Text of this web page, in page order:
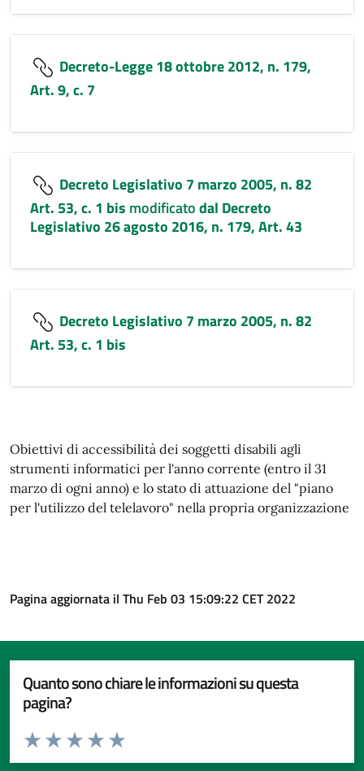
Decreto-Legge 18 ottobre 2012, n. 179,
Art. 9, c. 7
Decreto Legislativo 7 marzo 2005, n. 82
Art. 53, c. 1 bis modificatodal Decreto
Legislativo 26 agosto 2016, n. 179, Art. 43
Decreto Legislativo 7 marzo 2005, n. 82
Art. 53, c. 1 bis
Obiettivi di accessibilità dei soggetti disabili agli
strumenti informatici per l'anno corrente (entro il 31
marzo di ogni anno) e lo stato di attuazione del "piano
per l'utilizzo del telelavoro" nella propria organizzazione
Pagina aggiornata il Thu Feb 03 15:09:22 CET 2022
Quanto sono chiare le informazioni su questa
pagina?
Valuta da 1 a 5 stelle la pagina
Valuta 5 stelle su 5
Valuta 4 stelle su 5
Valuta 3 stelle su 5
Valuta 2 stelle su 5
Valuta 1 stelle su 5